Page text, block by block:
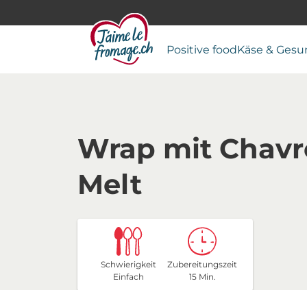
Positive foodKäse &
Wrap mit
Melt
Schwierigkeit
Einfach
Zubereitungszeit
15 Min.